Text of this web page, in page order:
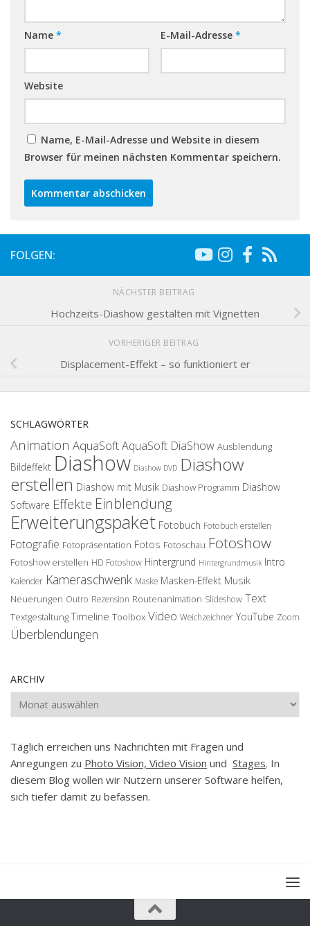
Name * E-Mail-Adresse *
Website
Name, E-Mail-Adresse und Website in diesem
Browser für meinen nächsten Kommentar speichern.
FOLGEN:
NÄCHSTER BEITRAG
Hochzeits-Diashow gestalten mit Vignetten
VORHERIGER BEITRAG
Displacement-Effekt – so funktioniert er
SCHLAGWÖRTER
Animation AquaSoftAquaSoft DiaShow Ausblendung
Bildeffekt Diashow Diashow DVD Diashow
erstellen Diashow mit Musik Diashow Programm Diashow
Software Effekte Einblendung
Erweiterungspaket Fotobuch Fotobuch erstellen
Fotografie Fotopräsentation Fotos Fotoschau Fotoshow
Fotoshow erstellen HD Fotoshow Hintergrund Hintergrundmusik Intro
Kalender Kameraschwenk Maske Masken-Effekt Musik
Neuerungen Outro Rezension Routenanimation Slideshow Text
Textgestaltung Timeline Toolbox Video Weichzeichner YouTube Zoom
Überblendungen
ARCHIV
Archiv
Täglich erreichen uns Nachrichten mit Fragen und
Anregungen zu Photo Vision, Video Vision und Stages. In
diesem Blog wollen wir Nutzern unserer Software helfen,
sich tiefer damit zu befassen.